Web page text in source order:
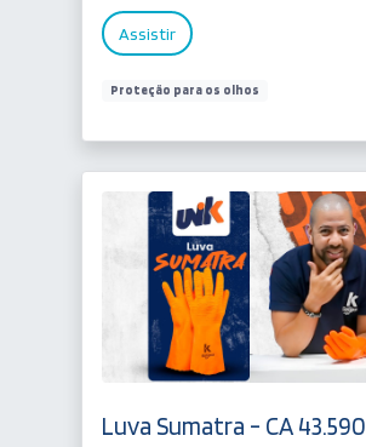
Assistir
Proteção para os olhos
Luva Sumatra - CA 43.590